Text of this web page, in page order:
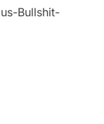
Bullshit-
–